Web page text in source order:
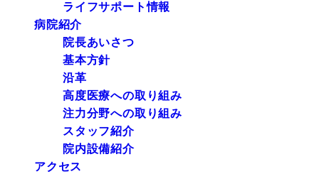
ライフサポート情報
病院紹介
院長あいさつ
基本方針
沿革
高度医療への取り組み
注力分野への取り組み
スタッフ紹介
院内設備紹介
アクセス